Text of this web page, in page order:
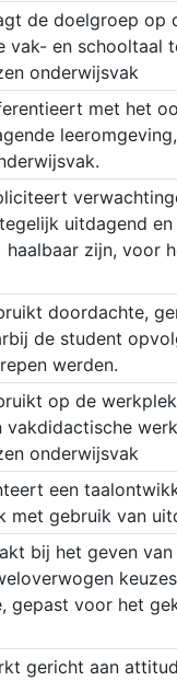
de doelgroep op
vak- en schooltaal
onderwijsvak
met het
uitdagend
haalbaar zijn, voor
doordachte,
de student
werden.
op de
vakdidactische
onderwijsvak
een
met gebruik van
bij het geven van
gepast voor het
gericht aan